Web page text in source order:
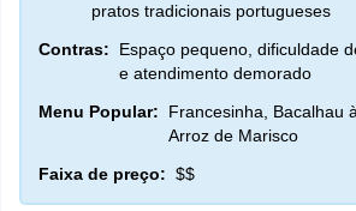
pratos tradicionais portugueses
Contras:
Espaço pequeno, dificuldade
e atendimento demorado
Menu Popular:
Francesinha, Bacalhau
Arroz de Marisco
Faixa de preço: $$